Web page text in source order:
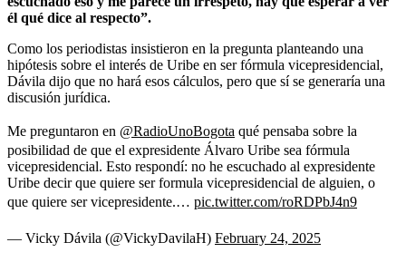
él qué dice al respecto”.
Como los periodistas insistieron en la pregunta planteando una
hipótesis sobre el interés de Uribe en ser fórmula vicepresidencial,
Dávila dijo que no hará esos cálculos, pero que sí se generaría una
discusión jurídica.
Me preguntaron en @RadioUnoBogota qué pensaba sobre la
posibilidad de que el expresidente Álvaro Uribe sea fórmula
vicepresidencial. Esto respondí: no he escuchado al expresidente
Uribe decir que quiere ser formula vicepresidencial de alguien, o
que quiere ser vicepresidente.… pic.twitter.com/roRDPbJ4n9
— Vicky Dávila (@VickyDavilaH) February 24, 2025